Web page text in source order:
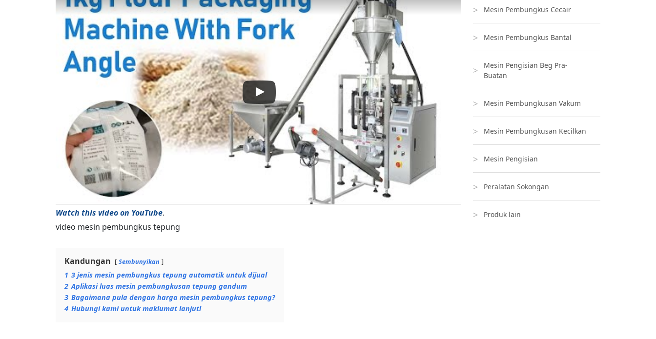
Watch this video on YouTube.
video mesin pembungkus tepung
Kandungan Sembunyikan
1 3 jenis mesin pembungkus tepung automatik untuk dijual
2 Aplikasi luas mesin pembungkusan tepung gandum
3 Bagaimana pula dengan harga mesin pembungkus tepung?
4 Hubungi kami untuk maklumat lanjut!
Mesin Pembungkus Cecair
Mesin Pembungkus Bantal
Mesin Pengisian Beg Pra-
Buatan
Mesin Pembungkusan Vakum
Mesin Pembungkusan Kecilkan
Mesin Pengisian
Peralatan Sokongan
Produk lain